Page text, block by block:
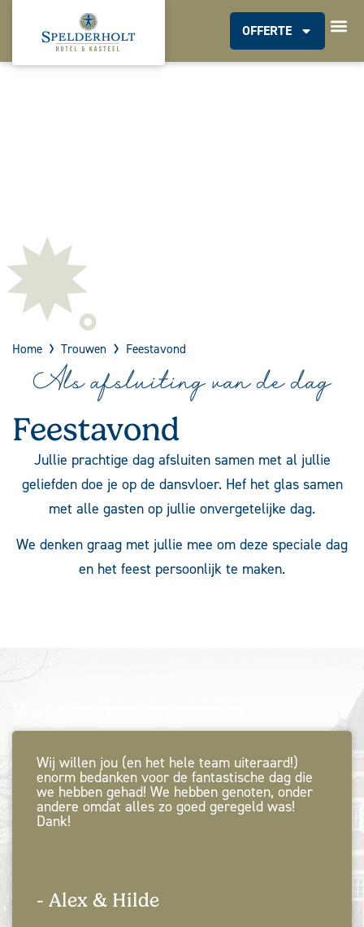
OFFERTE
Home Trouwen Feestavond
Als afsluiting van de dag
Feestavond
Jullie prachtige dag afsluiten samen met al jullie
geliefden doe je op de dansvloer. Hef het glas samen
met alle gasten op jullie onvergetelijke dag.
We denken graag met jullie mee om deze speciale dag
en het feest persoonlijk te maken.
Wij willen jou (en het hele team uiteraard!)
enorm bedanken voor de fantastische dag die
we hebben gehad! We hebben genoten, onder
andere omdat alles zo goed geregeld was!
Dank!
- Alex & Hilde